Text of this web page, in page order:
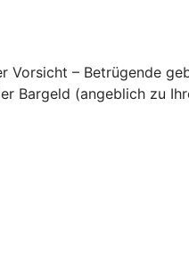
– Betrügende
Bargeld (angeblich zu